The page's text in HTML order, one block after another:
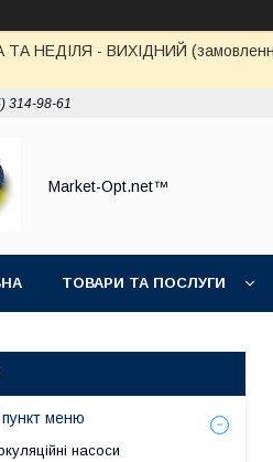
НЕДІЛЯ - ВИХІДНИЙ (замовлення -
314-98-61
Market-Opt.net™
ТОВАРИ ТА ПОСЛУГИ
меню
насоси